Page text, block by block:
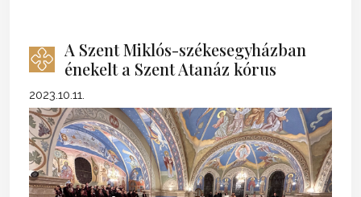
A Szent Miklós-székesegyházban
énekelt a Szent Atanáz kórus
2023.10.11.